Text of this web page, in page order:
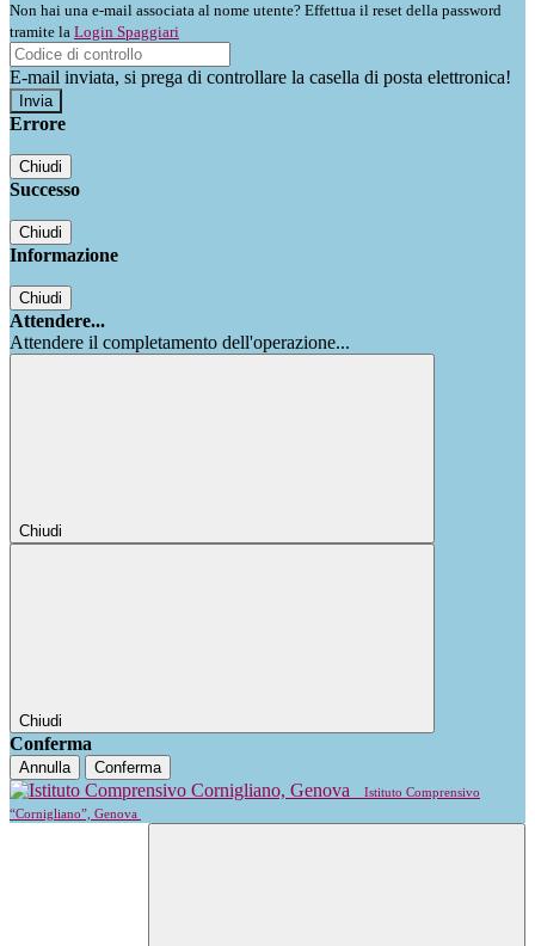
Non hai una e-mail associata al nome utente? Effettua il reset della password
tramite la Login Spaggiari
E-mail inviata, si prega di controllare la casella di posta elettronica!
Errore
Chiudi
Successo
Chiudi
Informazione
Chiudi
Attendere...
Attendere il completamento dell'operazione...
Chiudi
Chiudi
Conferma
Annulla Conferma
Istituto Comprensivo
“Cornigliano”, Genova